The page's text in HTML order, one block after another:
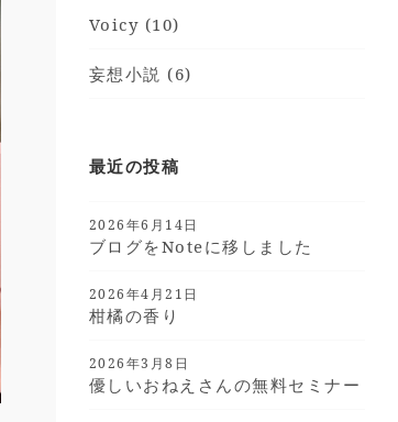
Voicy (10)
妄想小説 (6)
最近の投稿
2026年6月14日
ブログをnoteに移しました
2026年4月21日
柑橘の香り
2026年3月8日
優しいおねえさんの無料セミナー